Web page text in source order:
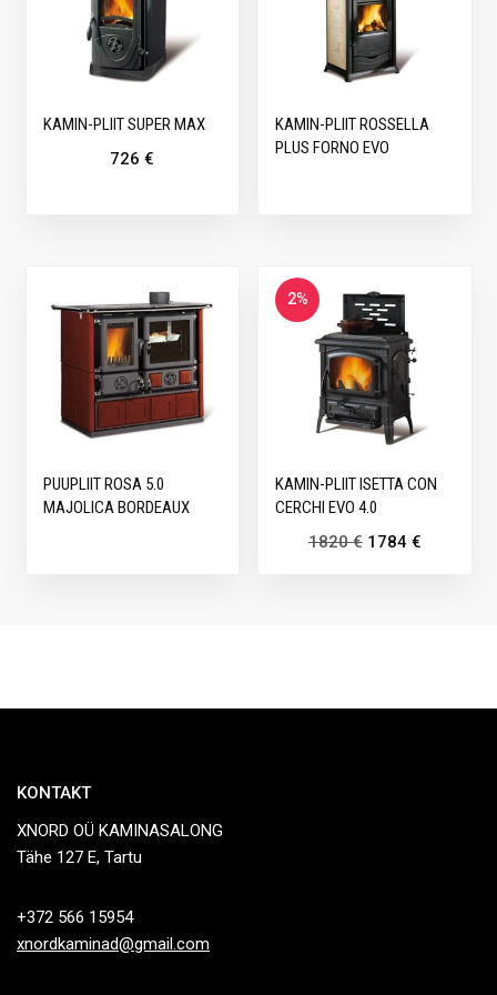
KAMIN-PLIIT SUPER MAX
726€
KAMIN-PLIIT ROSSELLA
PLUS FORNO EVO
PUUPLIIT ROSA 5.0
MAJOLICA BORDEAUX
2%
KAMIN-PLIIT ISETTA CON
CERCHI EVO 4.0
1820€ 1784 €
KONTAKT
XNORD OÜ KAMINASALONG
Tähe 127 E, Tartu
+372 566 15954
xnordkaminad@gmail.com